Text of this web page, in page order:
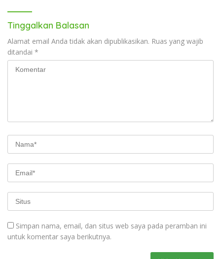
Tinggalkan Balasan
Alamat email Anda tidak akan dipublikasikan. Ruas yang wajib
ditandai *
Simpan nama, email, dan situs web saya pada peramban ini
untuk komentar saya berikutnya.